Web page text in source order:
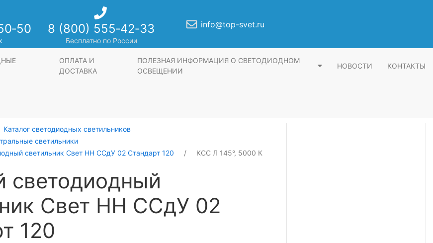
8 (800) 555‑42‑33
Бесплатно по России
info@top-svet.ru
ОПЛАТА И
ДОСТАВКА
ПОЛЕЗНАЯ ИНФОРМАЦИЯ О СВЕТОДИОДНОМ
ОСВЕЩЕНИИ
НОВОСТИ КОНТАКТЫ
Каталог светодиодных светильников
светильники
светильник Свет НН ССдУ 02 Стандарт 120
КСС Л 145°, 5000 К
светодиодный
Свет НН ССдУ 02
120